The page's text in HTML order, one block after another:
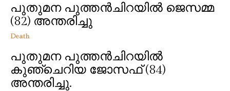
പുതുമന പുത്തൻചിറയിൽ ജെസമ്മ
(82) അന്തരിച്ചു
Death
പുതുമന പുത്തൻചിറയിൽ
കുഞ്ചെറിയ ജോസഫ് (84)
അന്തരിച്ചു.